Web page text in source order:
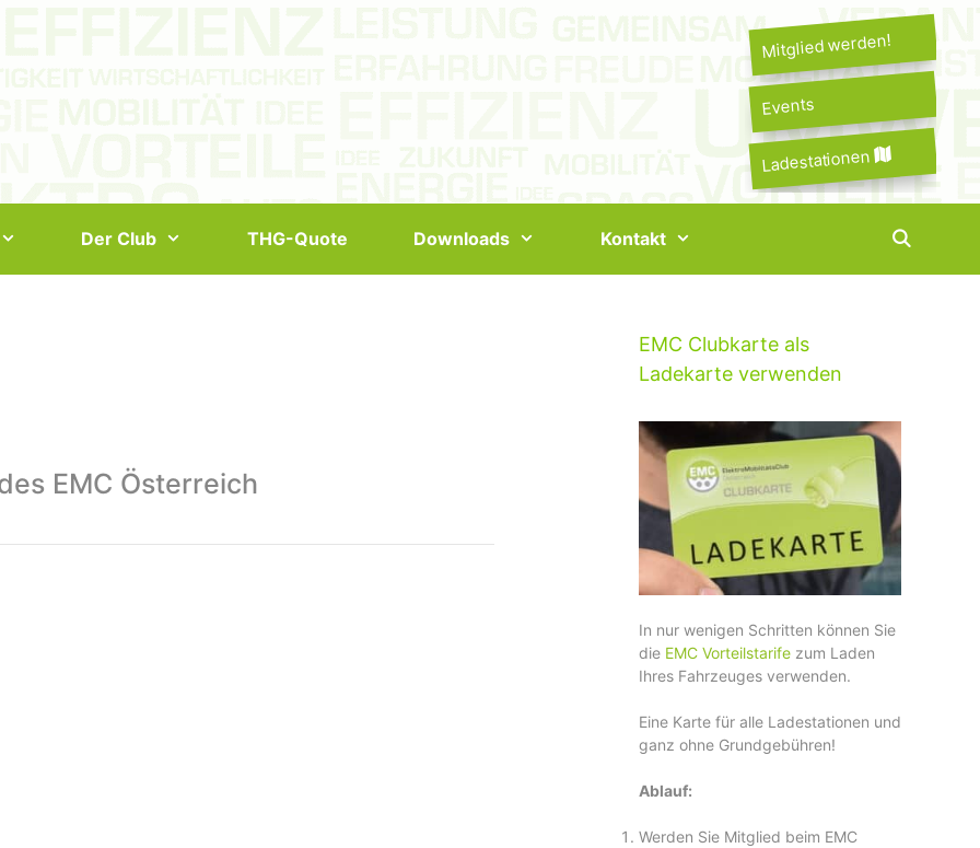
Mitglied werden!
Events
Ladestationen
Der Club THG-Quote Downloads Kontakt
EMC Österreich
EMC Clubkarte als
Ladekarte verwenden
In nur wenigen Schritten können Sie
die EMC Vorteilstarife zum Laden
Ihres Fahrzeuges verwenden.
Eine Karte für alle Ladestationen und
ganz ohne Grundgebühren!
Ablauf:
Werden Sie Mitglied beim EMC